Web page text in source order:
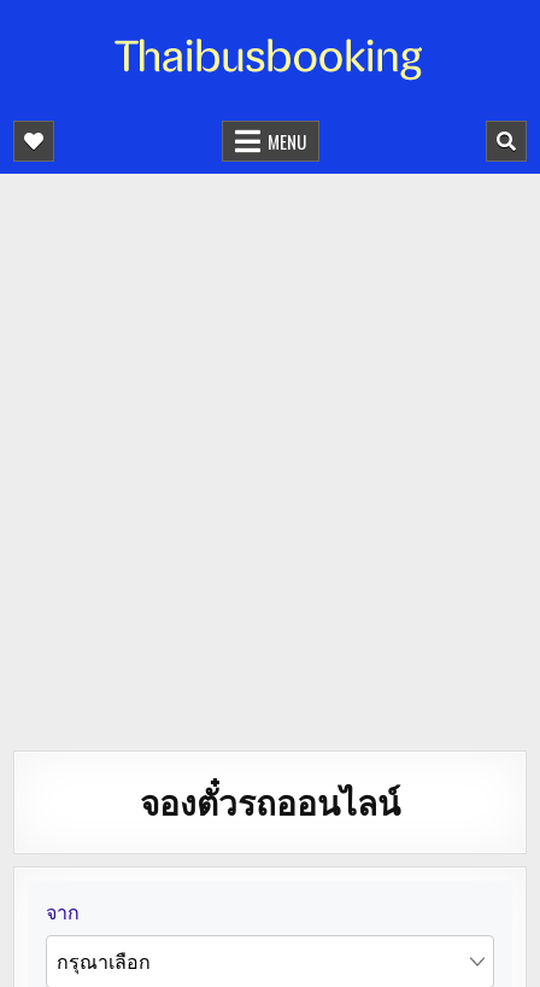
จองตั๋วรถออนไลน์ 24 ชั่วโมง
MENU
จองตั๋วรถออนไลน์